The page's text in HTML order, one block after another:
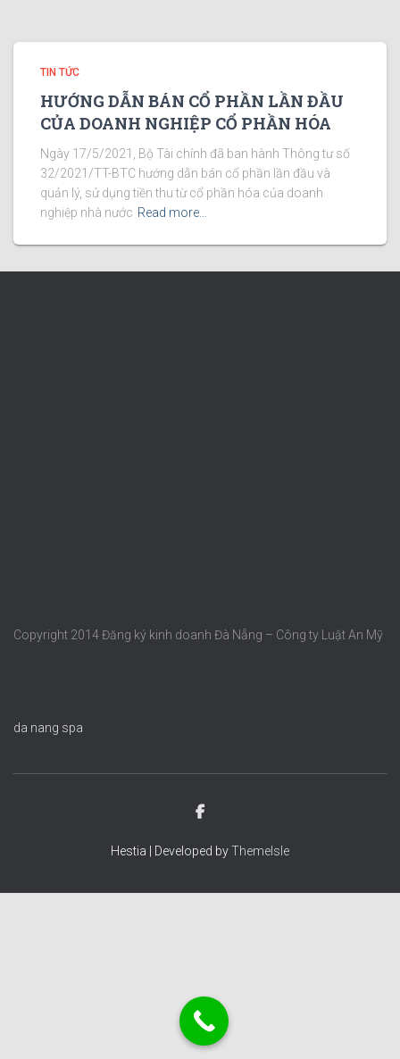
TIN TỨC
HƯỚNG DẪN BÁN CỔ PHẦN LẦN ĐẦU
CỦA DOANH NGHIỆP CỔ PHẦN HÓA
Ngày 17/5/2021, Bộ Tài chính đã ban hành Thông tư số
32/2021/TT-BTC hướng dẫn bán cổ phần lần đầu và
quản lý, sử dụng tiền thu từ cổ phần hóa của doanh
nghiệp nhà nước Read more…
Copyright 2014 Đăng ký kinh doanh Đà Nẵng – Công ty Luật An Mỹ
da nang spa
Hestia | Developed byThemeIsle